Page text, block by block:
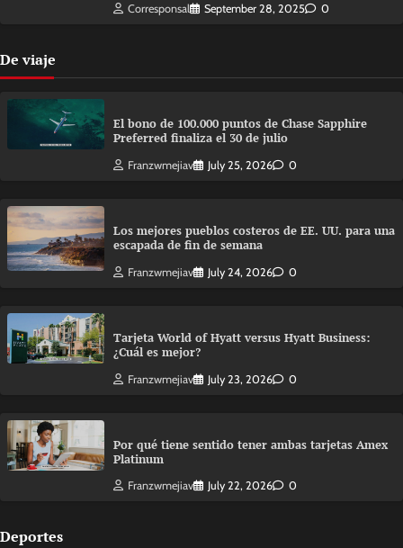
Corresponsal September 28, 2025 0
De viaje
El bono de 100.000 puntos de Chase Sapphire
Preferred finaliza el 30 de julio
Franzwmejiav July 25, 2026 0
Los mejores pueblos costeros de EE. UU. para una
escapada de fin de semana
Franzwmejiav July 24, 2026 0
Tarjeta World of Hyatt versus Hyatt Business:
¿Cuál es mejor?
Franzwmejiav July 23, 2026 0
Por qué tiene sentido tener ambas tarjetas Amex
Platinum
Franzwmejiav July 22, 2026 0
Deportes